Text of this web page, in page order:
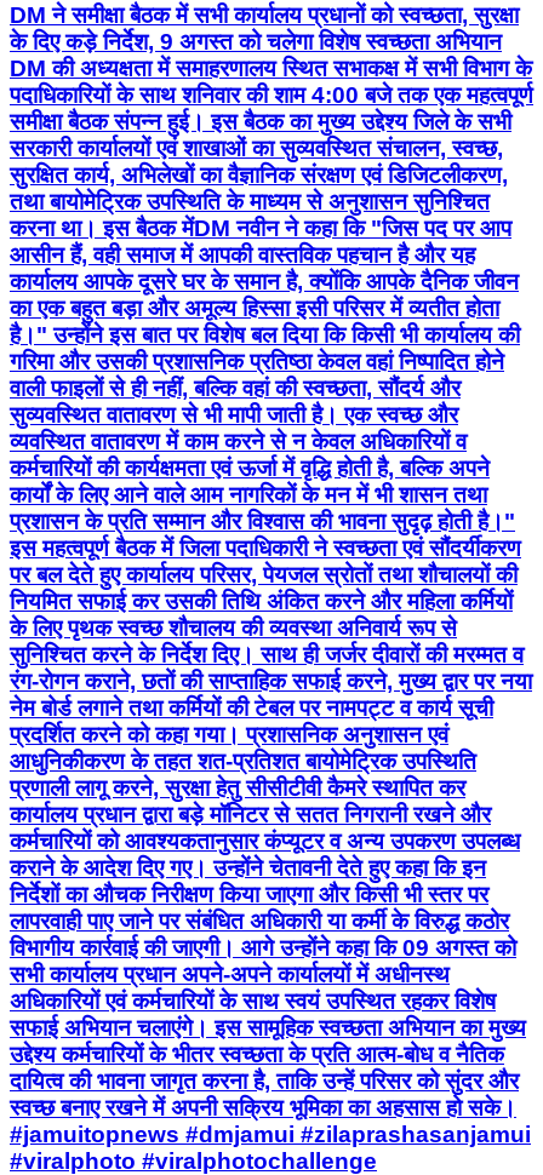
DM ने समीक्षा बैठक में सभी कार्यालय प्रधानों को स्वच्छता, सुरक्षा
के दिए कड़े निर्देश, 9 अगस्त को चलेगा विशेष स्वच्छता अभियान
DM की अध्यक्षता में समाहरणालय स्थित सभाकक्ष में सभी विभाग के
पदाधिकारियों के साथ शनिवार की शाम 4:00 बजे तक एक महत्वपूर्ण
समीक्षा बैठक संपन्न हुई। इस बैठक का मुख्य उद्देश्य जिले के सभी
सरकारी कार्यालयों एवं शाखाओं का सुव्यवस्थित संचालन, स्वच्छ,
सुरक्षित कार्य, अभिलेखों का वैज्ञानिक संरक्षण एवं डिजिटलीकरण,
तथा बायोमेट्रिक उपस्थिति के माध्यम से अनुशासन सुनिश्चित
करना था। इस बैठक मेंDM नवीन ने कहा कि "जिस पद पर आप
आसीन हैं, वही समाज में आपकी वास्तविक पहचान है और यह
कार्यालय आपके दूसरे घर के समान है, क्योंकि आपके दैनिक जीवन
का एक बहुत बड़ा और अमूल्य हिस्सा इसी परिसर में व्यतीत होता
है।" उन्होंने इस बात पर विशेष बल दिया कि किसी भी कार्यालय की
गरिमा और उसकी प्रशासनिक प्रतिष्ठा केवल वहां निष्पादित होने
वाली फाइलों से ही नहीं, बल्कि वहां की स्वच्छता, सौंदर्य और
सुव्यवस्थित वातावरण से भी मापी जाती है। एक स्वच्छ और
व्यवस्थित वातावरण में काम करने से न केवल अधिकारियों व
कर्मचारियों की कार्यक्षमता एवं ऊर्जा में वृद्धि होती है, बल्कि अपने
कार्यों के लिए आने वाले आम नागरिकों के मन में भी शासन तथा
प्रशासन के प्रति सम्मान और विश्वास की भावना सुदृढ़ होती है।"
इस महत्वपूर्ण बैठक में जिला पदाधिकारी ने स्वच्छता एवं सौंदर्यीकरण
पर बल देते हुए कार्यालय परिसर, पेयजल स्रोतों तथा शौचालयों की
नियमित सफाई कर उसकी तिथि अंकित करने और महिला कर्मियों
के लिए पृथक स्वच्छ शौचालय की व्यवस्था अनिवार्य रूप से
सुनिश्चित करने के निर्देश दिए। साथ ही जर्जर दीवारों की मरम्मत व
रंग-रोगन कराने, छतों की साप्ताहिक सफाई करने, मुख्य द्वार पर नया
नेम बोर्ड लगाने तथा कर्मियों की टेबल पर नामपट्ट व कार्य सूची
प्रदर्शित करने को कहा गया। प्रशासनिक अनुशासन एवं
आधुनिकीकरण के तहत शत-प्रतिशत बायोमेट्रिक उपस्थिति
प्रणाली लागू करने, सुरक्षा हेतु सीसीटीवी कैमरे स्थापित कर
कार्यालय प्रधान द्वारा बड़े मॉनिटर से सतत निगरानी रखने और
कर्मचारियों को आवश्यकतानुसार कंप्यूटर व अन्य उपकरण उपलब्ध
कराने के आदेश दिए गए। उन्होंने चेतावनी देते हुए कहा कि इन
निर्देशों का औचक निरीक्षण किया जाएगा और किसी भी स्तर पर
लापरवाही पाए जाने पर संबंधित अधिकारी या कर्मी के विरुद्ध कठोर
विभागीय कार्रवाई की जाएगी। आगे उन्होंने कहा कि 09 अगस्त को
सभी कार्यालय प्रधान अपने-अपने कार्यालयों में अधीनस्थ
अधिकारियों एवं कर्मचारियों के साथ स्वयं उपस्थित रहकर विशेष
सफाई अभियान चलाएंगे। इस सामूहिक स्वच्छता अभियान का मुख्य
उद्देश्य कर्मचारियों के भीतर स्वच्छता के प्रति आत्म-बोध व नैतिक
दायित्व की भावना जागृत करना है, ताकि उन्हें परिसर को सुंदर और
स्वच्छ बनाए रखने में अपनी सक्रिय भूमिका का अहसास हो सके।
#jamuitopnews #dmjamui #zilaprashasanjamui
#viralphoto #viralphotochallenge